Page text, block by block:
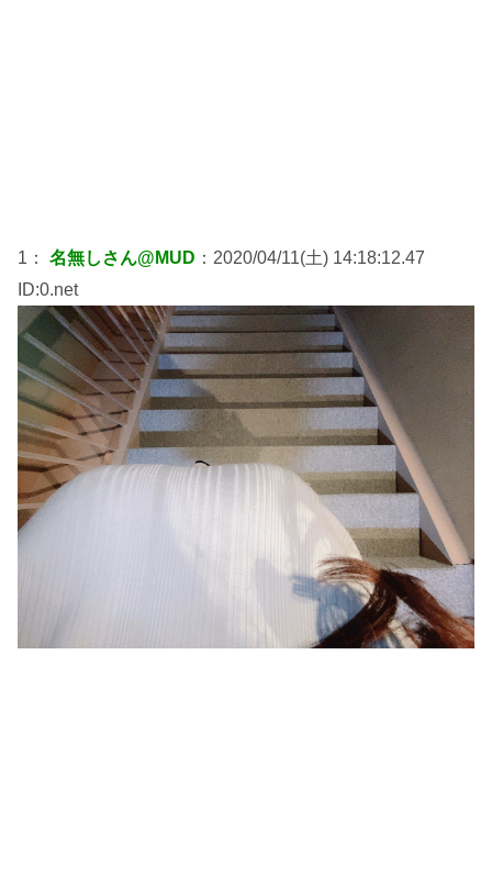
1： 名無しさん@MUD ：2020/04/11(土) 14:18:12.47
ID:0.net